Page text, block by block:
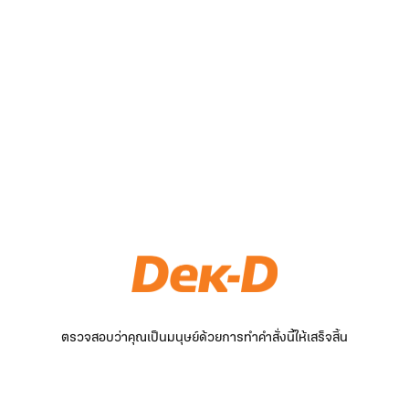
ตรวจสอบว่าคุณเป็นมนุษย์ด้วยการทำคำสั่งนี้ให้เสร็จสิ้น